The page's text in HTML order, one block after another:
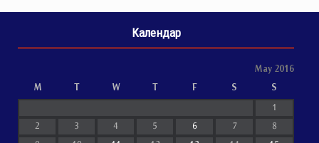
Календар
May 2016
M T W T F S S
1
2 3 4 5 6 7 8